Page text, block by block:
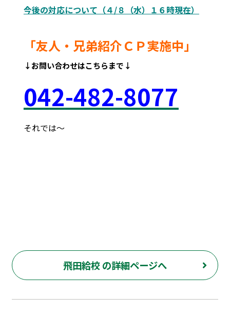
今後の対応について（４/８（水）１６時現在）
「友人・兄弟紹介ＣＰ実施中」
↓お問い合わせはこちらまで↓
042-482-8077
それでは～府中市 調布市 三鷹市 世田谷区 稲城市 飛田給
飛田給校 の詳細ページへ